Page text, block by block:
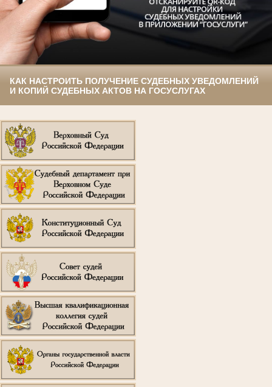
КАК НАСТРОИТЬ ПОЛУЧЕНИЕ СУДЕБНЫХ УВЕДОМЛЕНИЙ
И КОПИЙ СУДЕБНЫХ АКТОВ НА ГОСУСЛУГАХ